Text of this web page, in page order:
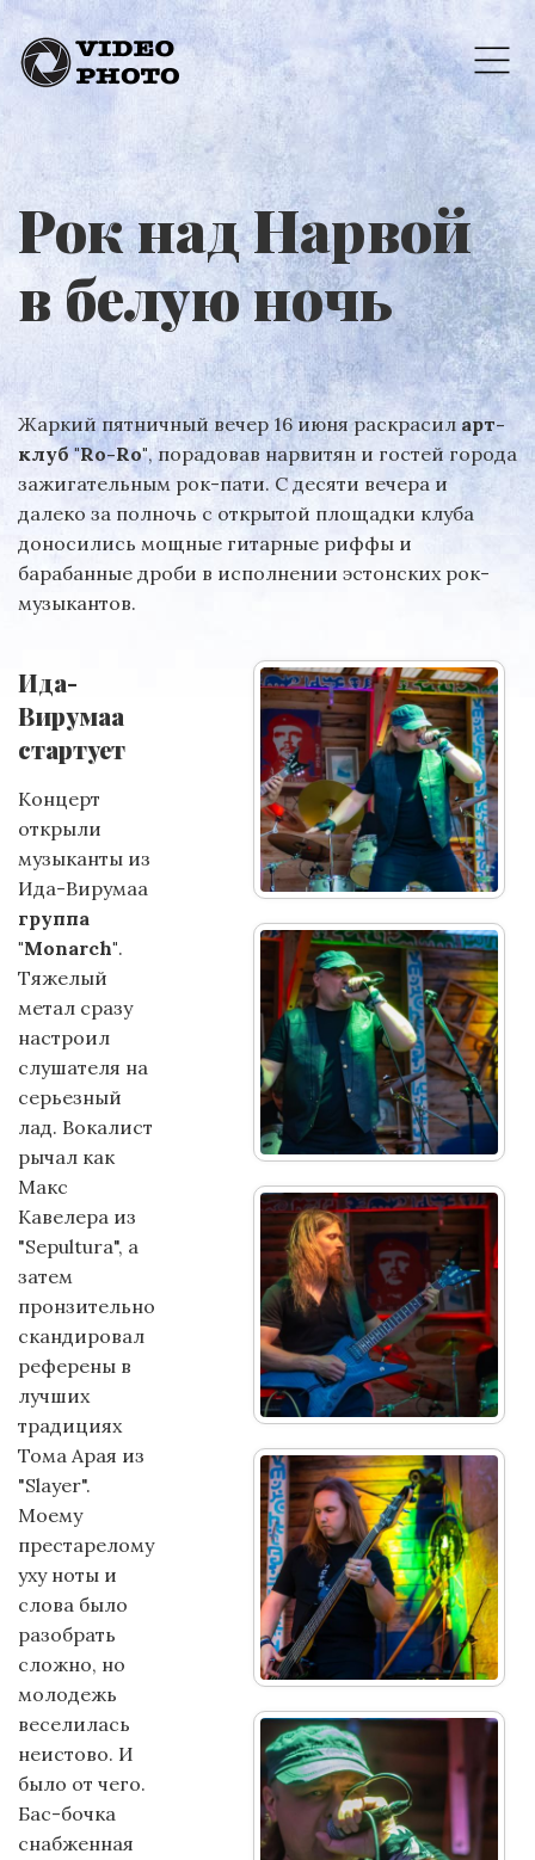
Рок над Нарвой
в белую ночь
Жаркий пятничный вечер 16 июня раскрасил арт-
клуб "Ro-Ro", порадовав нарвитян и гостей города
зажигательным рок-пати. С десяти вечера и
далеко за полночь с открытой площадки клуба
доносились мощные гитарные риффы и
барабанные дроби в исполнении эстонских рок-
музыкантов.
Ида-
Вирумаа
стартует
Концерт
открыли
музыканты из
Ида-Вирумаа
группа
"Monarch".
Тяжелый
метал сразу
настроил
слушателя на
серьезный
лад. Вокалист
рычал как
Макс
Кавелера из
"Sepultura", а
затем
пронзительно
скандировал
референы в
лучших
традициях
Тома Арая из
"Slayer".
Моему
престарелому
уху ноты и
слова было
разобрать
сложно, но
молодежь
веселилась
неистово. И
было от чего.
Бас-бочка
снабженная